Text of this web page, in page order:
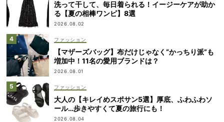
洗って干して、毎日着られる！イージーケアが助か
る【夏の相棒ワンピ】8選
2026.08.02
ファッション
【マザーズバッグ】布だけじゃなく“かっちり派”も
増加中！11名の愛用ブランドは？
2026.08.01
ファッション
大人の【キレイめスポサン5選】厚底、ふわふわソ
ール…歩きやすくて夏の旅行にも！
2026.08.04